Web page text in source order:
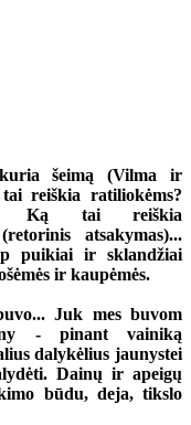
šeimą (Vilma ir
reiškia ratiliokėms?
Ką tai reiškia
atsakymas)...
puikiai ir sklandžiai
ir kaupėmės.
Juk mes buvom
- pinant vainiką
dalykėlius jaunystei
Dainų ir apeigų
būdu, deja, tikslo